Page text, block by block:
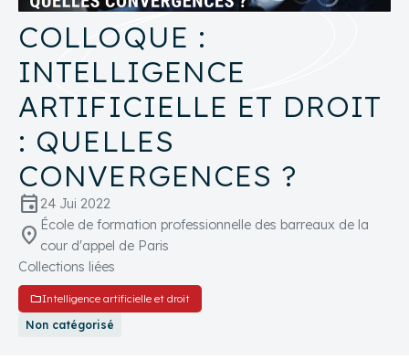
COLLOQUE :
INTELLIGENCE
ARTIFICIELLE ET DROIT
: QUELLES
CONVERGENCES ?
event24 Jui 2022
location_on École de formation professionnelle des barreaux de la
cour d'appel de Paris
Collections liées
folderIntelligence artificielle et droit
Non catégorisé